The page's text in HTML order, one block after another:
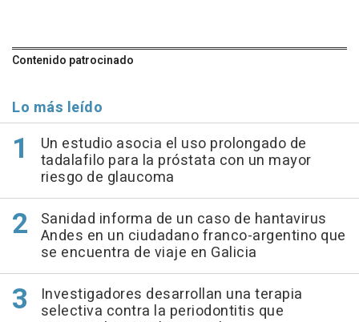
Contenido patrocinado
Lo más leído
Un estudio asocia el uso prolongado de
tadalafilo para la próstata con un mayor
riesgo de glaucoma
Sanidad informa de un caso de hantavirus
Andes en un ciudadano franco-argentino que
se encuentra de viaje en Galicia
Investigadores desarrollan una terapia
selectiva contra la periodontitis que